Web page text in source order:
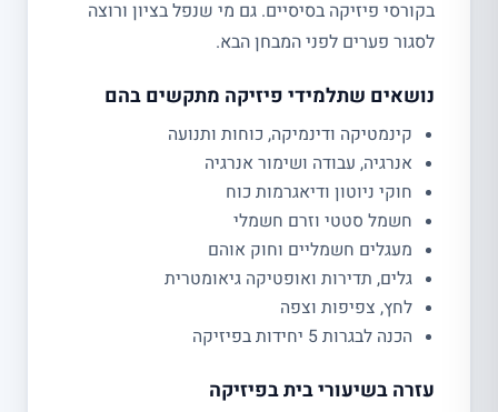
בקורסי פיזיקה בסיסיים. גם מי שנפל בציון ורוצה
לסגור פערים לפני המבחן הבא.
נושאים שתלמידי פיזיקה מתקשים בהם
קינמטיקה ודינמיקה, כוחות ותנועה
אנרגיה, עבודה ושימור אנרגיה
חוקי ניוטון ודיאגרמות כוח
חשמל סטטי וזרם חשמלי
מעגלים חשמליים וחוק אוהם
גלים, תדירות ואופטיקה גיאומטרית
לחץ, צפיפות וצפה
הכנה לבגרות 5 יחידות בפיזיקה
עזרה בשיעורי בית בפיזיקה